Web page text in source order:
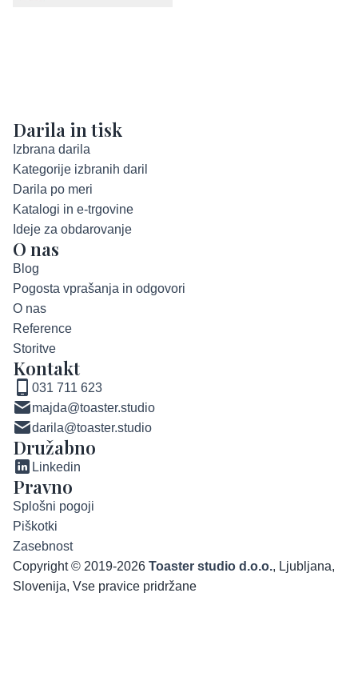
Darila in tisk
Izbrana darila
Kategorije izbranih daril
Darila po meri
Katalogi in e-trgovine
Ideje za obdarovanje
O nas
Blog
Pogosta vprašanja in odgovori
O nas
Reference
Storitve
Kontakt
031 711 623
majda@toaster.studio
darila@toaster.studio
Družabno
Linkedin
Pravno
Splošni pogoji
Piškotki
Zasebnost
Copyright © 2019-2026 Toaster studio d.o.o., Ljubljana,
Slovenija, Vse pravice pridržane